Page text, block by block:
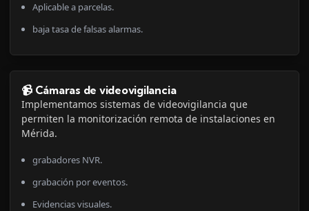
Aplicable a parcelas.
baja tasa de falsas alarmas.
📹 Cámaras de videovigilancia
Implementamos sistemas de videovigilancia que
permiten la monitorización remota de instalaciones en
Mérida.
grabadores NVR.
grabación por eventos.
Evidencias visuales.